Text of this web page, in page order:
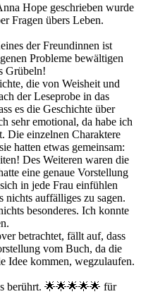
Hope geschrieben wurde
Fragen übers Leben.
der Freundinnen ist
Probleme bewältigen
Grübeln!
die von Weisheit und
der Leseprobe in das
es die Geschichte über
sehr emotional, da habe ich
Die einzelnen Charaktere
hatten etwas gemeinsam:
Des Weiteren waren die
eine genaue Vorstellung
in jede Frau einfühlen
auffälliges zu sagen.
besonderes. Ich konnte
betrachtet, fällt auf, dass
vom Buch, da die
Idee kommen, wegzulaufen.
berührt. 🌟🌟🌟🌟🌟 für